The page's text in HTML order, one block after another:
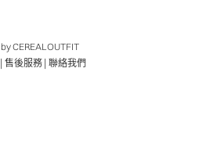
by CEREALOUTFIT
| 售後服務 | 聯絡我們